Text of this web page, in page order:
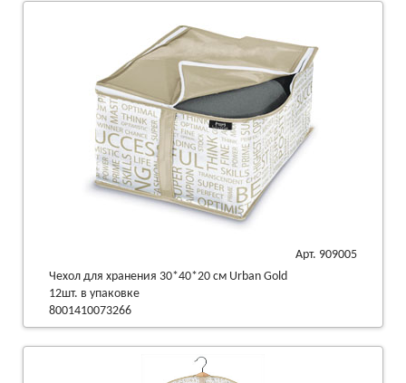
Арт. 909005
Чехол для хранения 30*40*20 см Urban Gold
12шт. в упаковке
8001410073266